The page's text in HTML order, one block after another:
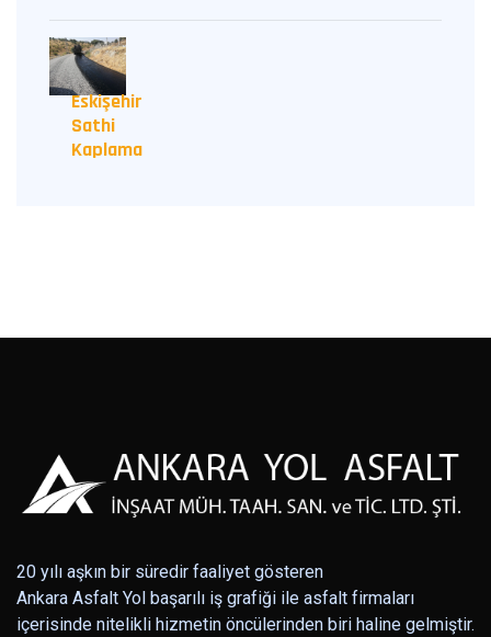
Eskişehir
Sathi
Kaplama
20 yılı aşkın bir süredir faaliyet gösteren
Ankara Asfalt Yol başarılı iş grafiği ile asfalt firmaları
içerisinde nitelikli hizmetin öncülerinden biri haline gelmiştir.